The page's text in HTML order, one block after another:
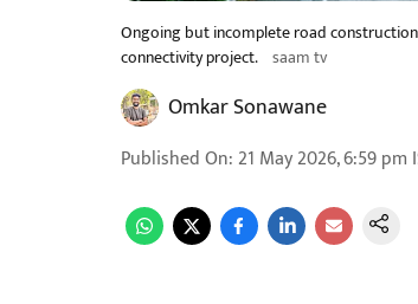
Ongoing but incomplete road
connectivity project. saam tv
Omkar Sonawane
Published On: 21 May 2026, 6:59 pm